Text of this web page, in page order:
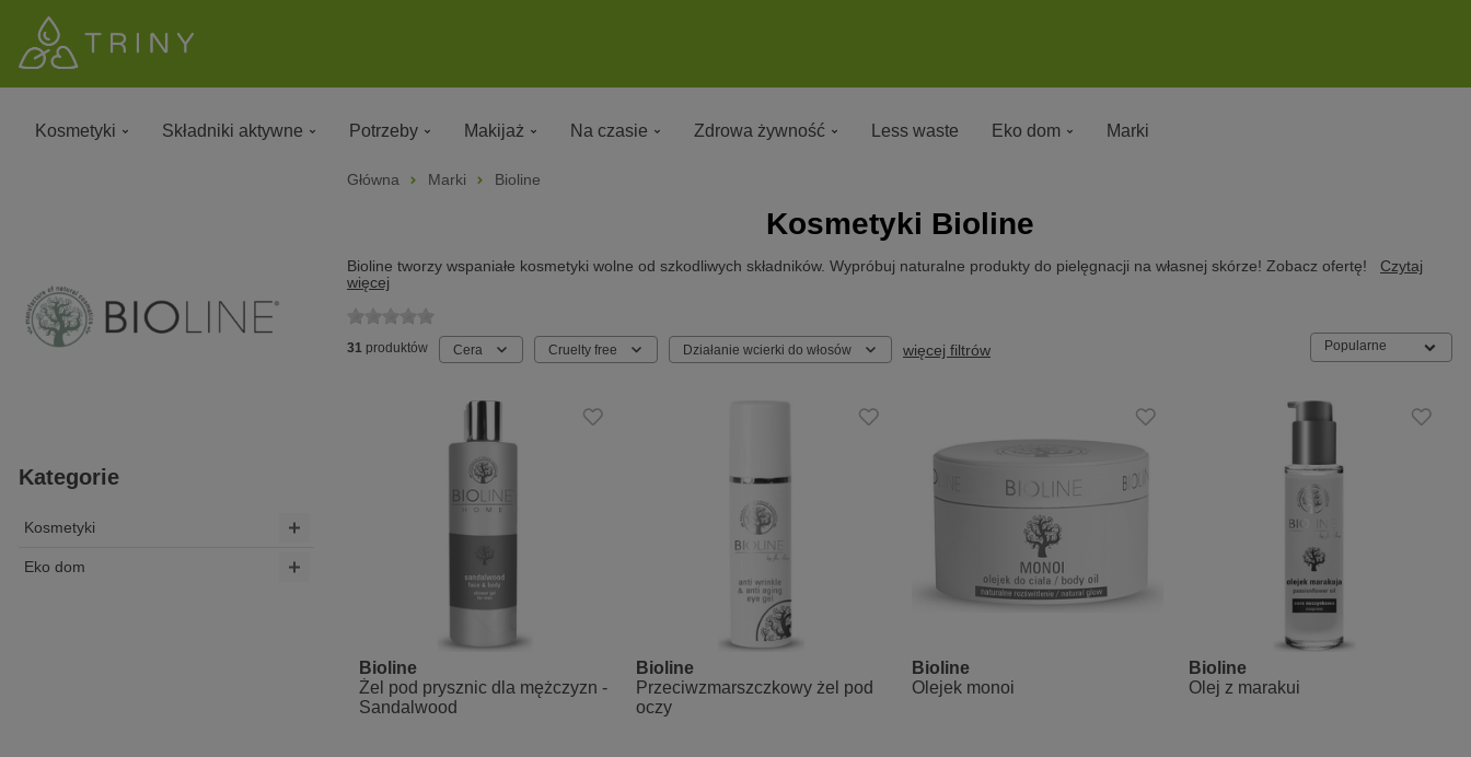
Kosmetyki Składniki aktywne Potrzeby Makijaż Na czasie Zdrowa żywność Less waste Eko dom Marki
Kategorie
Kosmetyki
Eko dom
Główna Marki Bioline
Kosmetyki Bioline
Bioline tworzy wspaniałe kosmetyki wolne od szkodliwych składników. Wypróbuj naturalne produkty do pielęgnacji na własnej skórze! Zobacz ofertę!
Czytaj
więcej
31 produktów Cera Cruelty free Działanie wcierki do włosów więcej filtrów Popularne
Bioline
Żel pod prysznic dla mężczyzn -
Sandalwood
Bioline
Przeciwzmarszczkowy żel pod
oczy
Bioline
Olejek monoi
Bioline
Olej z marakui